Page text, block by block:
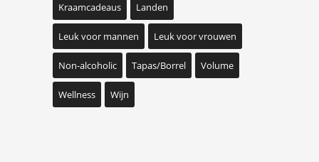
Kraamcadeaus Landen
Leuk voor mannen Leuk voor vrouwen
Non-alcoholic Tapas/Borrel Volume
Wellness Wijn